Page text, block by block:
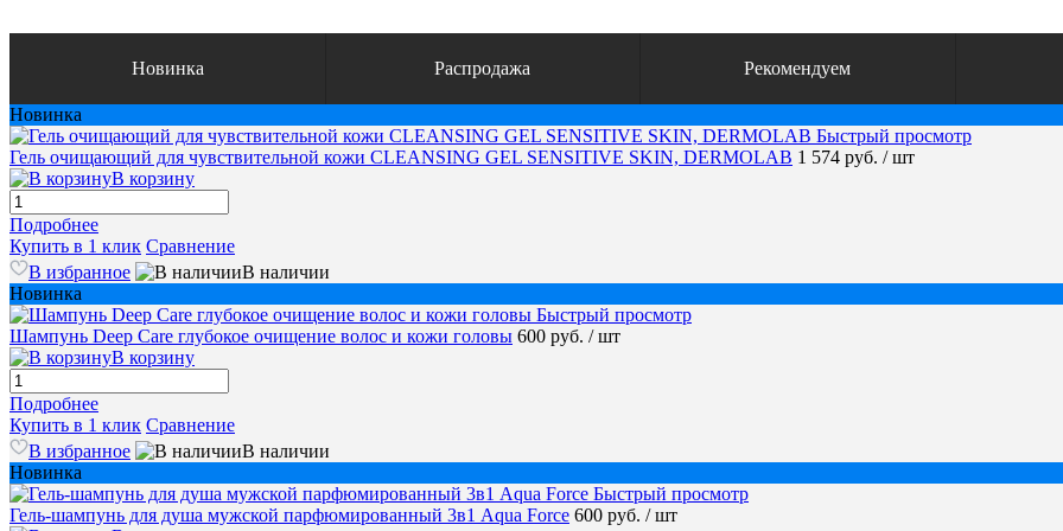
Новинка Распродажа Рекомендуем
Новинка
Быстрый просмотр
Гель очищающий для чувствительной кожи CLEANSING GEL SENSITIVE SKIN, DERMOLAB 1 574 руб. / шт
В корзину
Подробнее
Купить в 1 клик Сравнение
В избранное
В наличии
Новинка
Быстрый просмотр
Шампунь Deep Care глубокое очищение волос и кожи головы 600 руб. / шт
В корзину
Подробнее
Купить в 1 клик Сравнение
В избранное
В наличии
Новинка
Быстрый просмотр
Гель-шампунь для душа мужской парфюмированный 3в1 Aqua Force 600 руб. / шт